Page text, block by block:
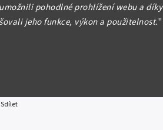
pohodlné prohlížení webu a díky
jeho funkce, výkon a použitelnost."
rysky
Sdílet